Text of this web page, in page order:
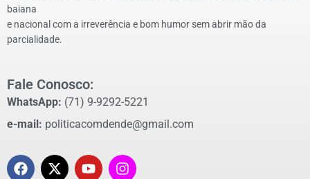
baiana
e nacional com a irreverência e bom humor sem abrir mão da
parcialidade.
Fale Conosco:
WhatsApp: (71) 9-9292-5221
e-mail: politicacomdende@gmail.com